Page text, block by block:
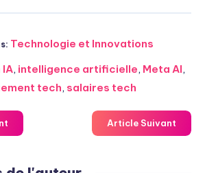
Technologie et Innovations
, intelligence artificielle, Meta AI,
tech, salaires tech
Article Suivant